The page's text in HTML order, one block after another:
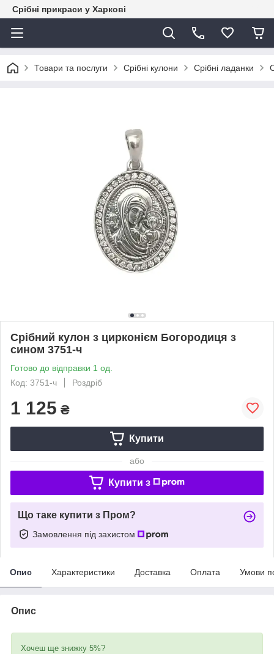
Срібні прикраси у Харкові
Товари та послуги Срібні кулони Срібні ладанки
Срібний кулон з цирконієм Богородиця з
сином 3751-ч
Готово до відправки 1 од.
Код: 3751-ч
Роздріб
1 125 ₴
Купити
або
Купити з
Що таке купити з Пром?
Замовлення під захистом
Опис Характеристики Доставка Оплата Умови
Опис
Хочеш ще знижку 5%?